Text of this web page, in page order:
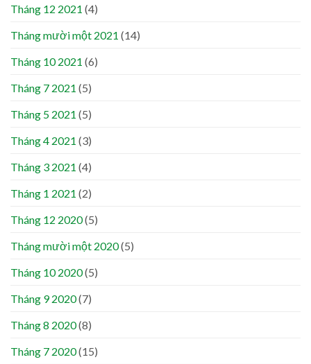
Tháng 12 2021 (4)
Tháng mười một 2021 (14)
Tháng 10 2021 (6)
Tháng 7 2021 (5)
Tháng 5 2021 (5)
Tháng 4 2021 (3)
Tháng 3 2021 (4)
Tháng 1 2021 (2)
Tháng 12 2020(5)
Tháng mười một 2020(5)
Tháng 10 2020(5)
Tháng 9 2020(7)
Tháng 8 2020(8)
Tháng 7 2020(15)